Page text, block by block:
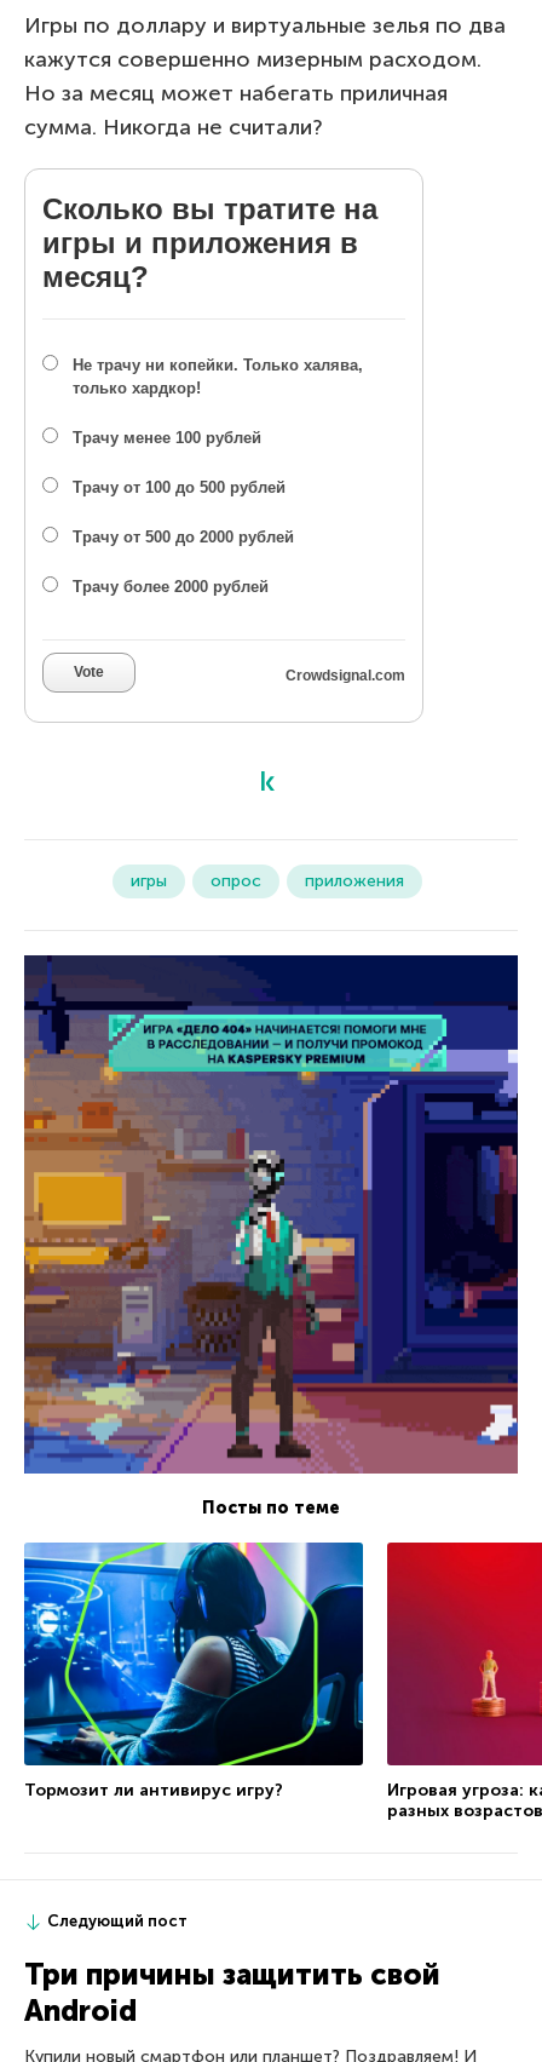
Игры по доллару и виртуальные зелья по два
кажутся совершенно мизерным расходом.
Но за месяц может набегать приличная
сумма. Никогда не считали?
Сколько вы тратите на
игры и приложения в
месяц?
Не трачу ни копейки. Только халява,
только хардкор!
Трачу менее 100 рублей
Трачу от 100 до 500 рублей
Трачу от 500 до 2000 рублей
Трачу более 2000 рублей
Vote Crowdsignal.com
игры опрос приложения
Посты по теме
Тормозит ли антивирус игру?
Игровая угроза:
разных возрастов
Следующий пост
Три причины защитить свой
Android
Купили новый смартфон или планшет? Поздравляем! И